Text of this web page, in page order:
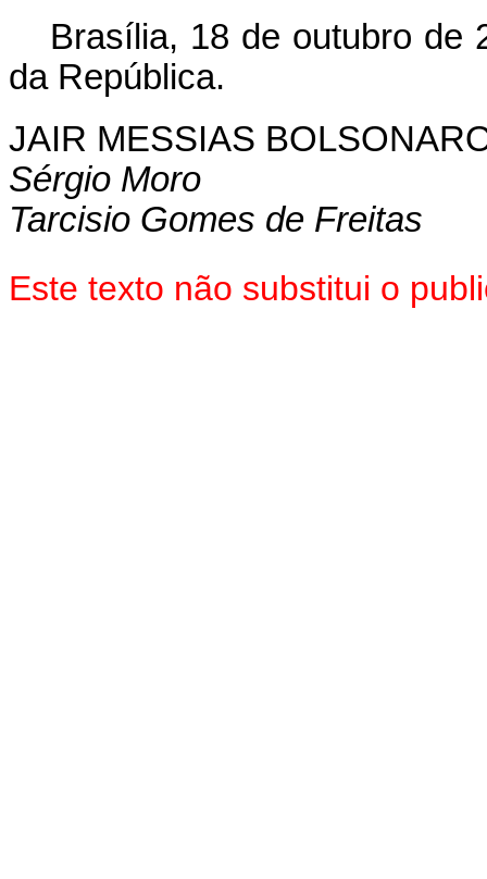
Brasília, 18 de outubro de
da República.
JAIR MESSIAS
Sérgio Moro
Tarcisio Gomes de Freitas
Este texto não substitui o